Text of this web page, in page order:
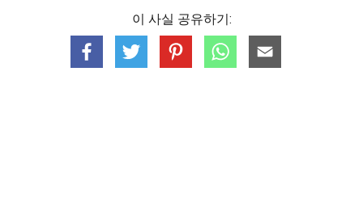
이 사실 공유하기: